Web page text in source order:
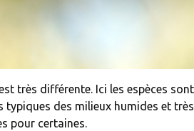
très différente. Ici les espèces sont
typiques des milieux humides et très
pour certaines.